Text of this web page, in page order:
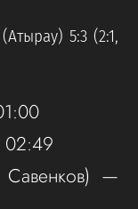
5:3 (2:1,
02:49
—